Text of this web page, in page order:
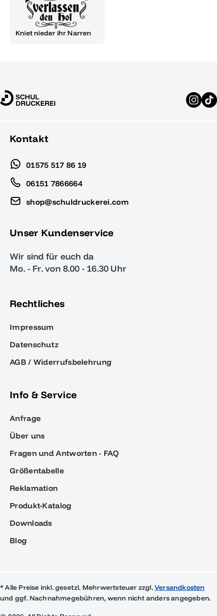
Kniet nieder ihr Narren
Kontakt
01575 517 86 19
06151 7866664
shop@schuldruckerei.com
Unser Kundenservice
Wir sind für euch da
Mo. - Fr. von 8.00 - 16.30 Uhr
Rechtliches
Impressum
Datenschutz
AGB / Widerrufsbelehrung
Info & Service
Anfrage
Über uns
Fragen und Antworten - FAQ
Größentabelle
Reklamation
Produkt-Katalog
Downloads
Blog
* Alle Preise inkl. gesetzl. Mehrwertsteuer zzgl.Versandkosten
und ggf. Nachnahmegebühren, wenn nicht anders angegeben.